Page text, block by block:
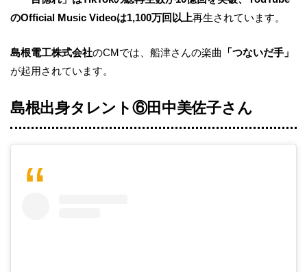
のOfficial Music Videoは1,100万回以上再生されています。
島根電工株式会社のCMでは、船津さんの楽曲
「つないだ手」
が起用されています。
島根出身タレント⑥田中美佐子さん